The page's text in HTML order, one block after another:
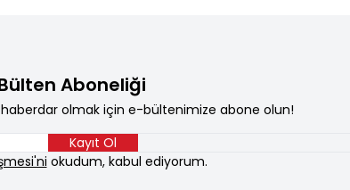
Aboneliği
olmak için e-bültenimize abone olun!
Kayıt Ol
okudum, kabul ediyorum.